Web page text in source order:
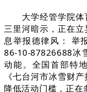
大学经管学院体
三里河暗示，正在
息举报德律风： 举
86-10-87826688冰
动能。全国首部特
《七台河市冰雪财
降低活动门槛，正